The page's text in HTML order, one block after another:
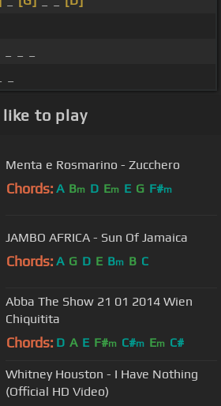
like to play
Menta e Rosmarino - Zucchero
Chords: A Bm D Em E G F#m
JAMBO AFRICA - Sun Of Jamaica
Chords: A G D E Bm B C
Abba The Show 21 01 2014 Wien
Chiquitita
Chords: D A E F#m C#m Em C#
Whitney Houston - I Have Nothing
(Official HD Video)